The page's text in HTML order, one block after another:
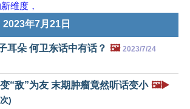
维度，
2023年7月21日
耳朵 何卫东话中有话？ 🖼️ 2023/7/24
“敌”为友 末期肿瘤竟然听话变小 🖼️▶️
次)